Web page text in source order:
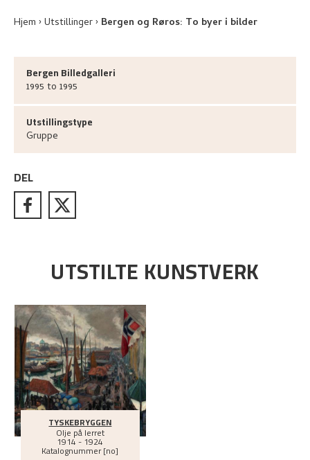
Hjem Utstillinger Bergen og Røros: To byer i bilder
Bergen Billedgalleri
1995 to 1995
Utstillingstype
Gruppe
DEL
UTSTILTE KUNSTVERK
TYSKEBRYGGEN
Olje på lerret
1914 - 1924
Katalognummer [no]